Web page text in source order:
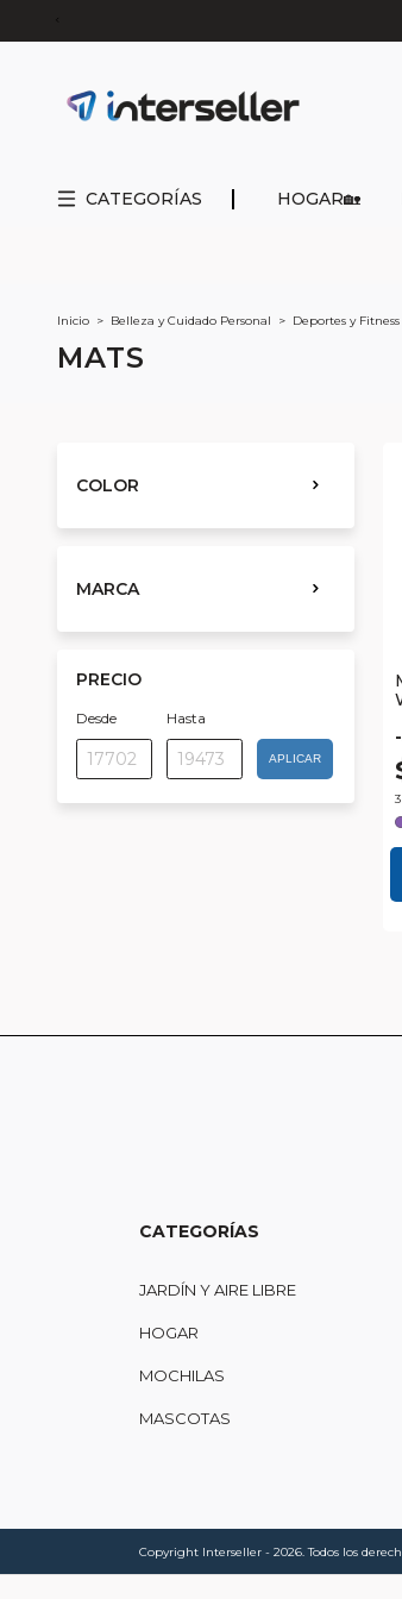
CATEGORÍAS HOGAR🏡
Inicio > Belleza y Cuidado Personal > Deportes y Fitness
MATS
COLOR
MARCA
PRECIO
Desde Hasta
APLICAR
-
3
CATEGORÍAS
JARDÍN Y AIRE LIBRE
HOGAR
MOCHILAS
MASCOTAS
Copyright Interseller - 2026. Todos los